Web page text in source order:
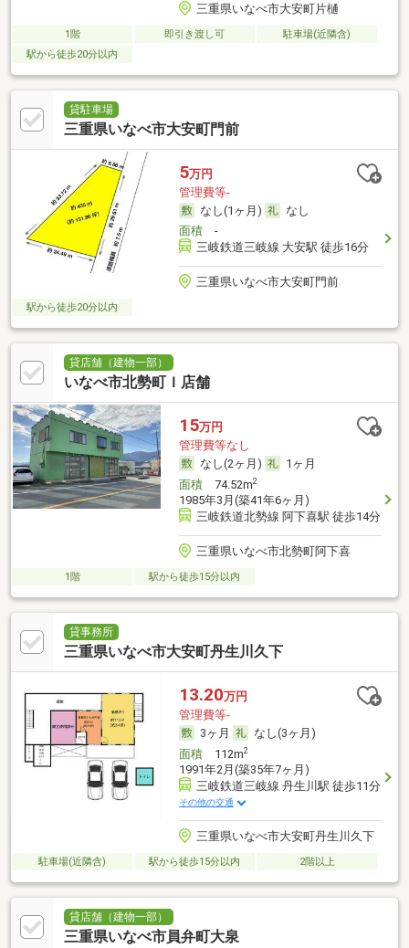
三重県いなべ市大安町片樋
1階 即引き渡し可
駐車場(近隣含)
駅から徒歩20分以内
貸駐車場
三重県いなべ市大安町門前
5万円
管理費等-
なし(1ヶ月)
なし
面積-
三岐鉄道三岐線 大安駅 徒歩16分
三重県いなべ市大安町門前
駅から徒歩20分以内
貸店舗（建物一部）
いなべ市北勢町Ｉ店舗
15万円
管理費等なし
なし(2ヶ月)
1ヶ月
面積74.52m2
1985年3月(築41年6ヶ月)
三岐鉄道北勢線 阿下喜駅 徒歩14分
三重県いなべ市北勢町阿下喜
1階 駅から徒歩15分以内
貸事務所
三重県いなべ市大安町丹生川久下
13.20万円
管理費等-
3ヶ月
なし(3ヶ月)
面積112m2
1991年2月(築35年7ヶ月)
三岐鉄道三岐線 丹生川駅 徒歩11分
その他の交通
三重県いなべ市大安町丹生川久下
駐車場(近隣含) 駅から徒歩15分以内 2階以上
貸店舗（建物一部）
三重県いなべ市員弁町大泉